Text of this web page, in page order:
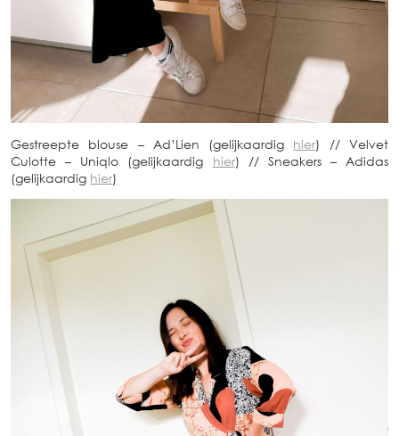
Gestreepte blouse – Ad’Lien (gelijkaardig hier) // Velvet
Culotte – Uniqlo (gelijkaardig hier) // Sneakers – Adidas
(gelijkaardig hier)